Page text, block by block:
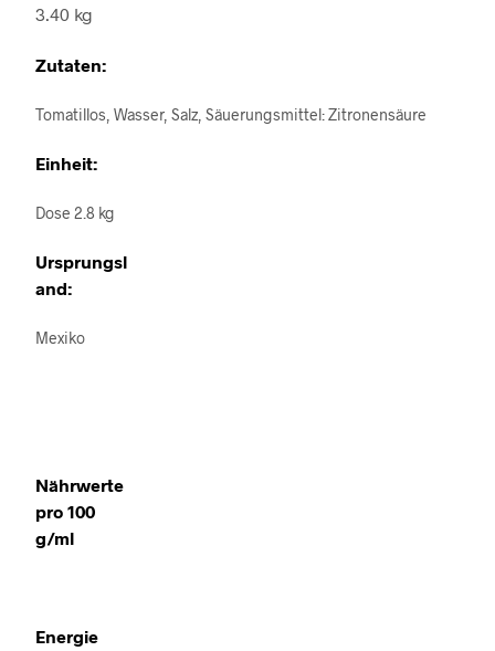
3.40 kg
Zutaten:
Tomatillos, Wasser, Salz, Säuerungsmittel: Zitronensäure
Einheit:
Dose 2.8 kg
Ursprungsl
and:
Mexiko
Nährwerte
pro 100
g/ml
Energie